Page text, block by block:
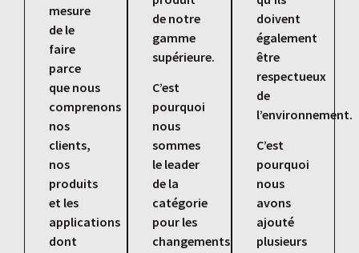
mesure
de le
faire
parce
que nous
comprenons
nos
clients,
nos
produits
et les
applications
dont
de notre
gamme
supérieure.
C’est
pourquoi
nous
sommes
le leader
de la
catégorie
pour les
changements
doivent
également
être
respectueux
de
l’environnement.
C’est
pourquoi
nous
avons
ajouté
plusieurs